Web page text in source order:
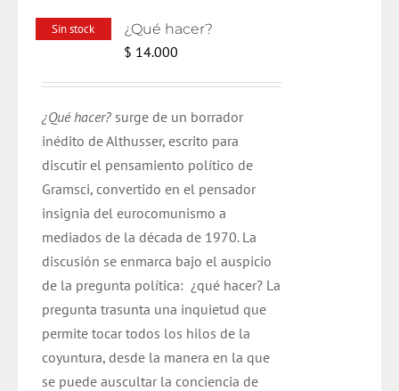
Sin stock ¿Qué hacer?
$ 14.000
¿Qué hacer? surge de un borrador
inédito de Althusser, escrito para
discutir el pensamiento político de
Gramsci, convertido en el pensador
insignia del eurocomunismo a
mediados de la década de 1970. La
discusión se enmarca bajo el auspicio
de la pregunta política: ¿qué hacer? La
pregunta trasunta una inquietud que
permite tocar todos los hilos de la
coyuntura, desde la manera en la que
se puede auscultar la conciencia de